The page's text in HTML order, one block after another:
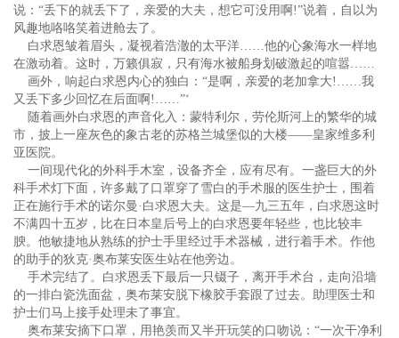
说：“丢下的就丢下了，亲爱的大夫，想它可没用啊!”说着，自以为
风趣地咯咯笑着进舱去了。
白求恩皱着眉头，凝视着浩澈的太平洋……他的心象海水一样地
在激动着。这时，万籁俱寂，只有海水被船身划破激起的喧嚣……
画外，响起白求恩内心的独白：“是啊，亲爱的老加拿大!……我
又丢下多少回忆在后面啊!……”‘
随着画外白求恩的声音化入：蒙特利尔，劳伦斯河上的繁华的城
市，披上一座灰色的象古老的苏格兰城堡似的大楼——皇家维多利
亚医院。
一间现代化的外科手木室，设备齐全，应有尽有。一盏巨大的外
科手术灯下面，许多戴了口罩穿了雪白的手术服的医生护士，围着
正在施行手术的诺尔曼·白求恩大夫。这是—九三五年，白求恩这时
不满四十五岁，比在日本皇后号上的白求恩要年轻些，也比较丰
腴。他敏捷地从熟练的护士手里经过手术器械，进行着手术。作他
的助手的狄克·奥布莱安医生站在他旁边。
手术完结了。白求恩丢下最后一只镊子，离开手术台，走向沿墙
的一排白瓷洗面盆，奥布莱安脱下橡胶手套跟了过去。助理医士和
护士们马上接手处理未了事宜。
奥布莱安摘下口罩，用艳羡而又半开玩笑的口吻说：“一次干净利